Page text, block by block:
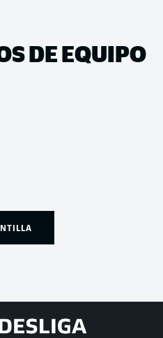
DE EQUIPO